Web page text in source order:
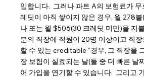
입합니다.  그러나 파트 A의 보험료가
레딧이 아직 쌓이지 않은 경우, 월 278
나 또는 월 $506(30 크레딧 미만)을 지
분의 직장에 직원이 20명 이상이고 직
할 수 있는 creditable “경우, 그 직장을
장 보험이 실효되는 날(둘 중 더 빠른 날
어 가입을 연기할 수 있습니다.  그리고